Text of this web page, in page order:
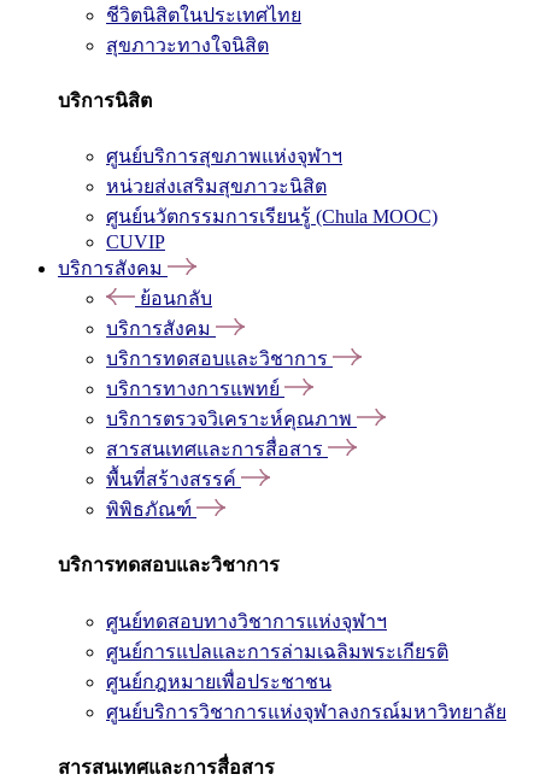
ชีวิตนิสิตในประเทศไทย
สุขภาวะทางใจนิสิต
บริการนิสิต
ศูนย์บริการสุขภาพแห่งจุฬาฯ
หน่วยส่งเสริมสุขภาวะนิสิต
ศูนย์นวัตกรรมการเรียนรู้ (Chula MOOC)
CUVIP
บริการสังคม
ย้อนกลับ
บริการสังคม
บริการทดสอบและวิชาการ
บริการทางการแพทย์
บริการตรวจวิเคราะห์คุณภาพ
สารสนเทศและการสื่อสาร
พื้นที่สร้างสรรค์
พิพิธภัณฑ์
บริการทดสอบและวิชาการ
ศูนย์ทดสอบทางวิชาการแห่งจุฬาฯ
ศูนย์การแปลและการล่ามเฉลิมพระเกียรติ
ศูนย์กฎหมายเพื่อประชาชน
ศูนย์บริการวิชาการแห่งจุฬาลงกรณ์มหาวิทยาลัย
สารสนเทศและการสื่อสาร